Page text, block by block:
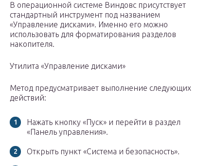
В операционной системе Виндовс присутствует
стандартный инструмент под названием
«Управление дисками». Именно его можно
использовать для форматирования разделов
накопителя.
Утилита «Управление дисками»
Метод предусматривает выполнение следующих
действий:
Нажать кнопку «Пуск» и перейти в раздел
«Панель управления».
Открыть пункт «Система и безопасность».